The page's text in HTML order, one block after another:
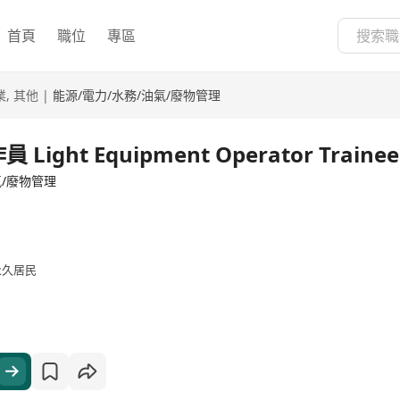
首頁 職位 專區
, 其他 | 能源/電力/水務/油氣/廢物管理
員 Light Equipment Operator Trainee
廢物管理
居民